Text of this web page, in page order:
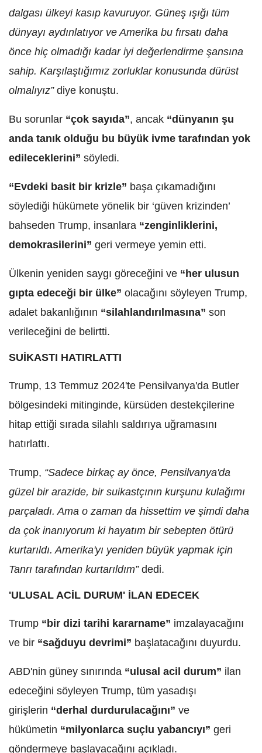
dalgası ülkeyi kasıp kavuruyor. Güneş ışığı tüm
dünyayı aydınlatıyor ve Amerika bu fırsatı daha
önce hiç olmadığı kadar iyi değerlendirme şansına
sahip. Karşılaştığımız zorluklar konusunda dürüst
olmalıyız”diye konuştu.
Bu sorunlar “çok sayıda”, ancak “dünyanın şu
anda tanık olduğu bu büyük ivme tarafından yok
edileceklerini” söyledi.
“Evdeki basit bir krizle” başa çıkamadığını
söylediği hükümete yönelik bir ‘güven krizinden’
bahseden Trump, insanlara “zenginliklerini,
demokrasilerini” geri vermeye yemin etti.
Ülkenin yeniden saygı göreceğini ve “her ulusun
gıpta edeceği bir ülke” olacağını söyleyen Trump,
adalet bakanlığının “silahlandırılmasına” son
verileceğini de belirtti.
SUİKASTI HATIRLATTI
Trump, 13 Temmuz 2024'te Pensilvanya'da Butler
bölgesindeki mitinginde, kürsüden destekçilerine
hitap ettiği sırada silahlı saldırıya uğramasını
hatırlattı.
Trump, “Sadece birkaç ay önce, Pensilvanya'da
güzel bir arazide, bir suikastçının kurşunu kulağımı
parçaladı. Ama o zaman da hissettim ve şimdi daha
da çok inanıyorum ki hayatım bir sebepten ötürü
kurtarıldı. Amerika'yı yeniden büyük yapmak için
Tanrı tarafından kurtarıldım”dedi.
'ULUSAL ACİL DURUM' İLAN EDECEK
Trump “bir dizi tarihi kararname” imzalayacağını
ve bir “sağduyu devrimi” başlatacağını duyurdu.
ABD'nin güney sınırında “ulusal acil durum” ilan
edeceğini söyleyen Trump, tüm yasadışı
girişlerin “derhal durdurulacağını” ve
hükümetin “milyonlarca suçlu yabancıyı” geri
göndermeye başlayacağını açıkladı.